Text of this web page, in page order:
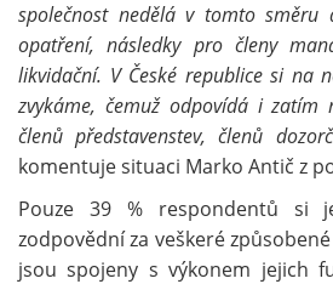
společnost nedělá v tomto směru
opatření, následky pro členy
likvidační. V České republice si na
zvykáme, čemuž odpovídá i zatím
členů představenstev, členů
komentuje situaci Marko Antič z
Pouze 39 % respondentů si
zodpovědní za veškeré
jsou spojeny s výkonem jejich